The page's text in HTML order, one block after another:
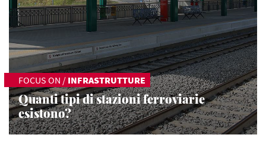
FOCUS ON / INFRASTRUTTURE
Quanti tipi di stazioni ferroviarie
esistono?